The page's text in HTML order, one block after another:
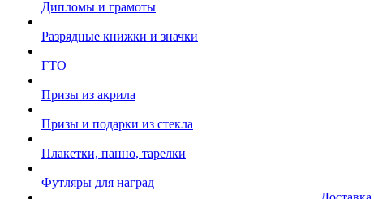
Дипломы и грамоты
Разрядные книжки и значки
ГТО
Призы из акрила
Призы и подарки из стекла
Плакетки, панно, тарелки
Футляры для наград